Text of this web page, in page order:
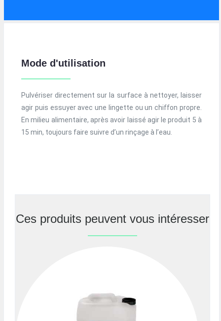
Mode d'utilisation
Pulvériser directement sur la surface à nettoyer, laisser
agir puis essuyer avec une lingette ou un chiffon propre.
En milieu alimentaire, après avoir laissé agir le produit 5 à
15 min, toujours faire suivre d’un rinçage à l’eau.
Ces produits peuvent vous intéresser